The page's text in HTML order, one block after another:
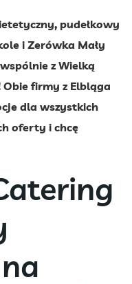
pudełkowy
i Zerówka Mały
z Wielką
firmy z Elbląga
dla wszystkich
oferty i chcę